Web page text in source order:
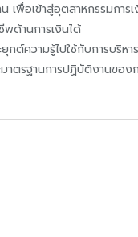
เพื่อเข้าสู่อุตสาหกรรม
ด้านการเงินได้
ต์ความรู้ไปใช้กับการบริ
รฐานการปฏิบัติงานของ